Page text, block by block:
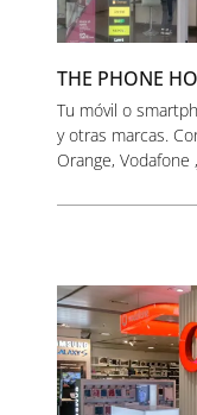
THE PHONE
Tu móvil o
y otras marcas.
Orange, Vodafone